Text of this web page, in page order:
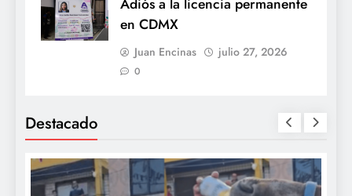
Adiós a la licencia permanente
en CDMX
Juan Encinas julio 27, 2026
0
Destacado